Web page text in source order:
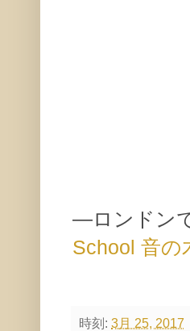
—ロンドン
School 音の
時刻: 3月 25, 2017